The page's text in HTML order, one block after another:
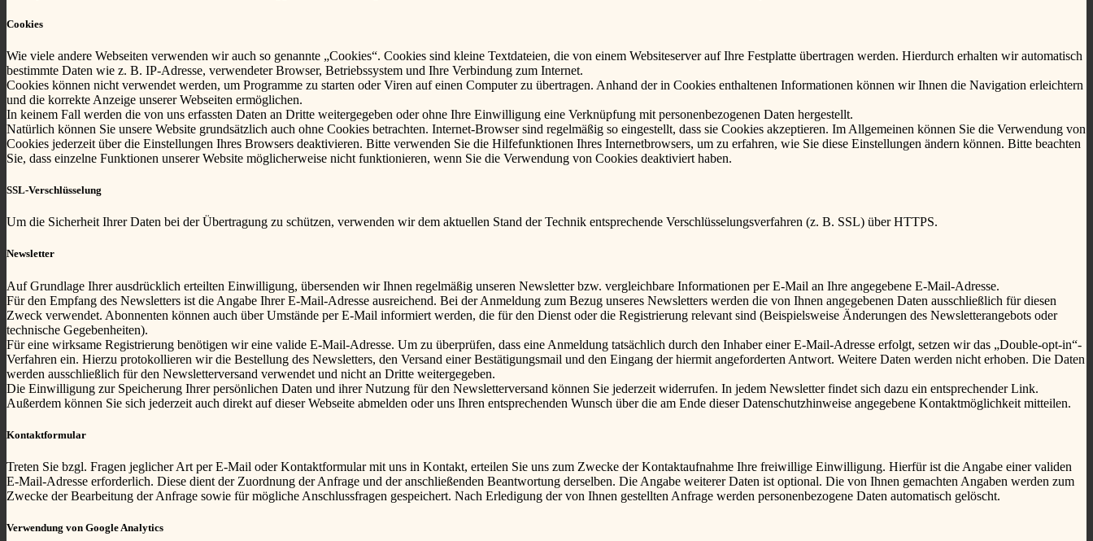
Cookies
Wie viele andere Webseiten verwenden wir auch so genannte „Cookies“. Cookies sind kleine Textdateien, die von einem Websiteserver auf Ihre Festplatte übertragen werden. Hierdurch erhalten wir automatisch
bestimmte Daten wie z. B. IP-Adresse, verwendeter Browser, Betriebssystem und Ihre Verbindung zum Internet.
Cookies können nicht verwendet werden, um Programme zu starten oder Viren auf einen Computer zu übertragen. Anhand der in Cookies enthaltenen Informationen können wir Ihnen die Navigation erleichtern
und die korrekte Anzeige unserer Webseiten ermöglichen.
In keinem Fall werden die von uns erfassten Daten an Dritte weitergegeben oder ohne Ihre Einwilligung eine Verknüpfung mit personenbezogenen Daten hergestellt.
Natürlich können Sie unsere Website grundsätzlich auch ohne Cookies betrachten. Internet-Browser sind regelmäßig so eingestellt, dass sie Cookies akzeptieren. Im Allgemeinen können Sie die Verwendung von
Cookies jederzeit über die Einstellungen Ihres Browsers deaktivieren. Bitte verwenden Sie die Hilfefunktionen Ihres Internetbrowsers, um zu erfahren, wie Sie diese Einstellungen ändern können. Bitte beachten
Sie, dass einzelne Funktionen unserer Website möglicherweise nicht funktionieren, wenn Sie die Verwendung von Cookies deaktiviert haben.
SSL-Verschlüsselung
Um die Sicherheit Ihrer Daten bei der Übertragung zu schützen, verwenden wir dem aktuellen Stand der Technik entsprechende Verschlüsselungsverfahren (z. B. SSL) über HTTPS.
Newsletter
Auf Grundlage Ihrer ausdrücklich erteilten Einwilligung, übersenden wir Ihnen regelmäßig unseren Newsletter bzw. vergleichbare Informationen per E-Mail an Ihre angegebene E-Mail-Adresse.
Für den Empfang des Newsletters ist die Angabe Ihrer E-Mail-Adresse ausreichend. Bei der Anmeldung zum Bezug unseres Newsletters werden die von Ihnen angegebenen Daten ausschließlich für diesen
Zweck verwendet. Abonnenten können auch über Umstände per E-Mail informiert werden, die für den Dienst oder die Registrierung relevant sind (Beispielsweise Änderungen des Newsletterangebots oder
technische Gegebenheiten).
Für eine wirksame Registrierung benötigen wir eine valide E-Mail-Adresse. Um zu überprüfen, dass eine Anmeldung tatsächlich durch den Inhaber einer E-Mail-Adresse erfolgt, setzen wir das „Double-opt-in“-
Verfahren ein. Hierzu protokollieren wir die Bestellung des Newsletters, den Versand einer Bestätigungsmail und den Eingang der hiermit angeforderten Antwort. Weitere Daten werden nicht erhoben. Die Daten
werden ausschließlich für den Newsletterversand verwendet und nicht an Dritte weitergegeben.
Die Einwilligung zur Speicherung Ihrer persönlichen Daten und ihrer Nutzung für den Newsletterversand können Sie jederzeit widerrufen. In jedem Newsletter findet sich dazu ein entsprechender Link.
Außerdem können Sie sich jederzeit auch direkt auf dieser Webseite abmelden oder uns Ihren entsprechenden Wunsch über die am Ende dieser Datenschutzhinweise angegebene Kontaktmöglichkeit mitteilen.
Kontaktformular
Treten Sie bzgl. Fragen jeglicher Art per E-Mail oder Kontaktformular mit uns in Kontakt, erteilen Sie uns zum Zwecke der Kontaktaufnahme Ihre freiwillige Einwilligung. Hierfür ist die Angabe einer validen
E-Mail-Adresse erforderlich. Diese dient der Zuordnung der Anfrage und der anschließenden Beantwortung derselben. Die Angabe weiterer Daten ist optional. Die von Ihnen gemachten Angaben werden zum
Zwecke der Bearbeitung der Anfrage sowie für mögliche Anschlussfragen gespeichert. Nach Erledigung der von Ihnen gestellten Anfrage werden personenbezogene Daten automatisch gelöscht.
Verwendung von Google Analytics